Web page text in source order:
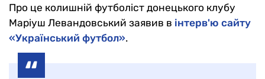
Про це колишній футболіст донецького клубу
Маріуш Левандовський заявив в інтерв'ю сайту
«Український футбол».